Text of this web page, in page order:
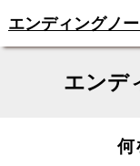
エンディングノ
エンデ
何